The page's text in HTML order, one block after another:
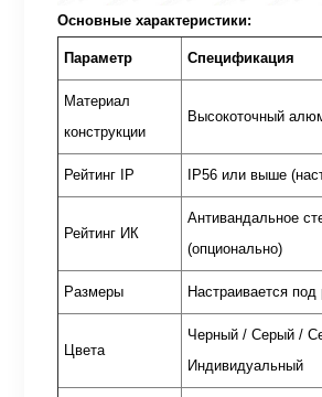
Основные характеристики:
Параметр Спецификация
Материал
конструкции
Высокоточный
Рейтинг IP IP56 или выше
Рейтинг ИК
Антивандальное
(опционально)
Размеры Настраивается
Цвета
Черный / Серый /
Индивидуальный